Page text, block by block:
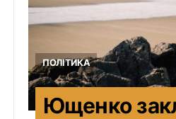
ПОЛІТИКА
Ющенко